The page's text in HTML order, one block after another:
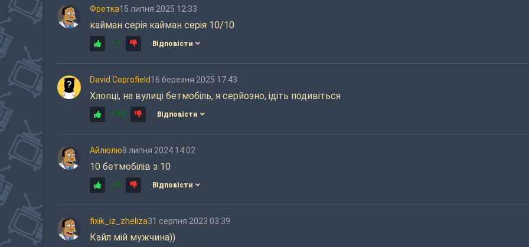
Фретка15 липня 2025 12:33
кайман серія кайман серія 10/10
+7 Відповісти
David Coprofield16 березня 2025 17:43
Хлопці, на вулиці бетмобіль, я серйозно, ідіть подивіться
+10 Відповісти
Айлюлю8 липня 2024 14:02
10 бетмобілів з 10
+8 Відповісти
fixik_iz_zheliza31 серпня 2023 03:39
Кайл мій мужчина))